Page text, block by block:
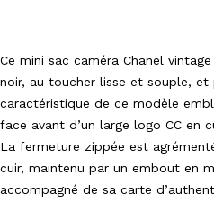
Ce mini sac caméra Chanel
noir, au toucher lisse et souple,
caractéristique de ce modèle
face avant d’un large logo CC en
La fermeture zippée est
cuir, maintenu par un embout en
accompagné de sa carte